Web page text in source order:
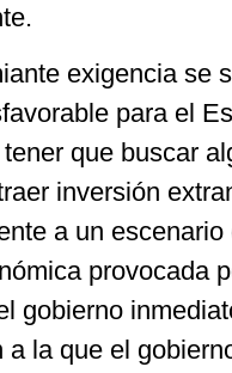
exigencia se
para el
que buscar
inversión
a un escenario
provocada
gobierno
a la que el